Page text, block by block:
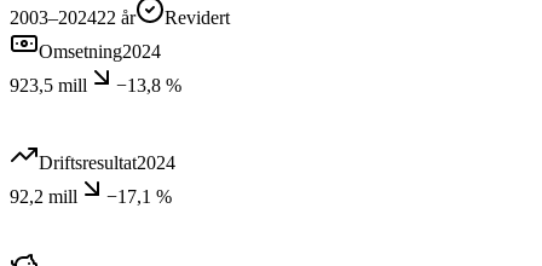
2003–202422 år
Revidert
Omsetning2024
923,5 mill
−13,8 %
Driftsresultat2024
92,2 mill
−17,1 %